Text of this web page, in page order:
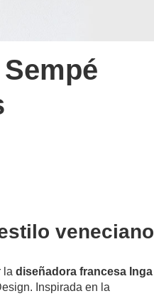
veneciano
ladiseñadora francesa Inga
Inspirada en la